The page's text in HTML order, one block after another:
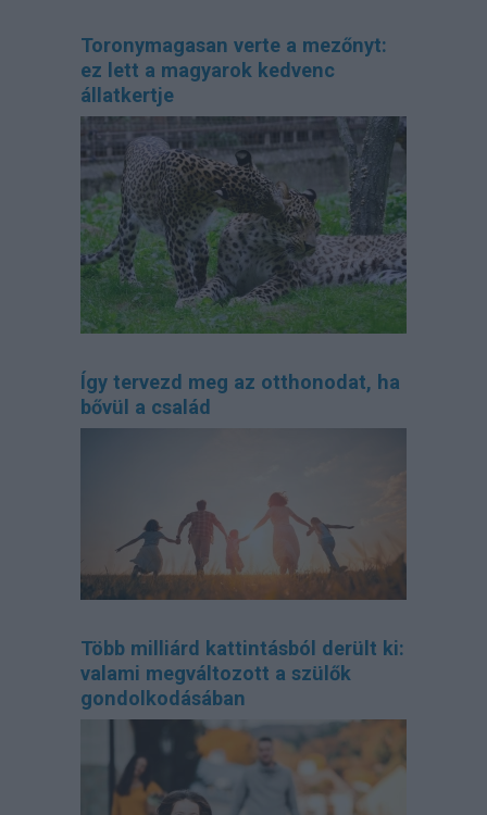
Toronymagasan verte a mezőnyt:
ez lett a magyarok kedvenc
állatkertje
Így tervezd meg az otthonodat, ha
bővül a család
Több milliárd kattintásból derült ki:
valami megváltozott a szülők
gondolkodásában